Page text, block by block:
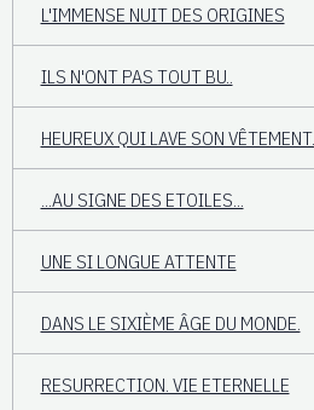
L'IMMENSE NUIT DES ORIGINES
ILS N'ONT PAS TOUT BU..
HEUREUX QUI LAVE SON VÊTEMENT.
...AU SIGNE DES ETOILES...
UNE SI LONGUE ATTENTE
DANS LE SIXIÈME ÂGE DU MONDE.
RESURRECTION. VIE ETERNELLE